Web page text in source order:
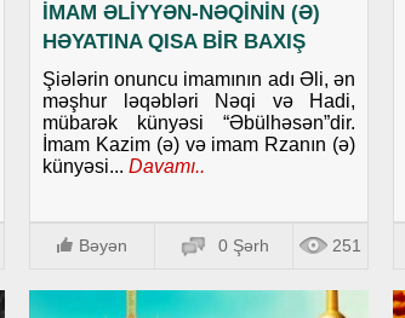
İMAM ƏLİYYƏN-NƏQİNİN (Ə)
HƏYATINA QISA BİR BAXIŞ
Şiələrin onuncu imamının adı Əli, ən
məşhur ləqəbləri Nəqi və Hadi,
mübarək künyəsi “Əbülhəsən”dir.
İmam Kazim (ə) və imam Rzanın (ə)
künyəsi... Davamı..
Bəyən 0 Şərh 251